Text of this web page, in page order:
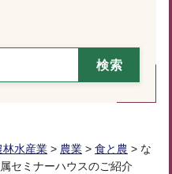
林水産業 > 農業 > 食と農 > な
セミナーハウスのご紹介